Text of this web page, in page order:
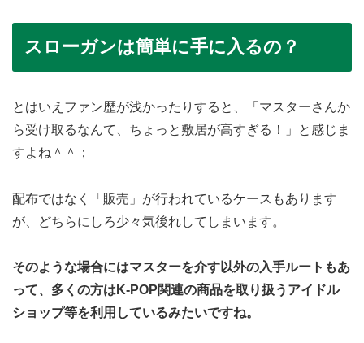
スローガンは簡単に手に入るの？
とはいえファン歴が浅かったりすると、「マスターさんか
ら受け取るなんて、ちょっと敷居が高すぎる！」と感じま
すよね＾＾；
配布ではなく「販売」が行われているケースもあります
が、どちらにしろ少々気後れしてしまいます。
そのような場合にはマスターを介す以外の入手ルートもあ
って、多くの方はK-POP関連の商品を取り扱うアイドル
ショップ等を利用しているみたいですね。